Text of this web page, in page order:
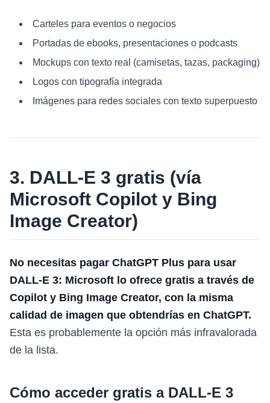
Carteles para eventos o negocios
Portadas de ebooks, presentaciones o podcasts
Mockups con texto real (camisetas, tazas, packaging)
Logos con tipografía integrada
Imágenes para redes sociales con texto superpuesto
3. DALL-E 3 gratis (vía
Microsoft Copilot y Bing
Image Creator)
No necesitas pagar ChatGPT Plus para usar
DALL-E 3: Microsoft lo ofrece gratis a través de
Copilot y Bing Image Creator, con la misma
calidad de imagen que obtendrías en ChatGPT.
Esta es probablemente la opción más infravalorada
de la lista.
Cómo acceder gratis a DALL-E 3